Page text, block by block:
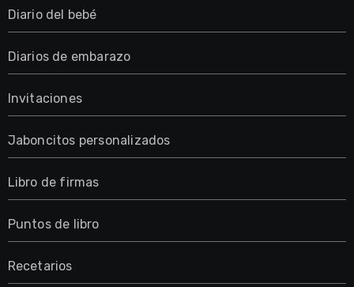
Diario del bebé
Diarios de embarazo
Invitaciones
Jaboncitos personalizados
Libro de firmas
Puntos de libro
Recetarios